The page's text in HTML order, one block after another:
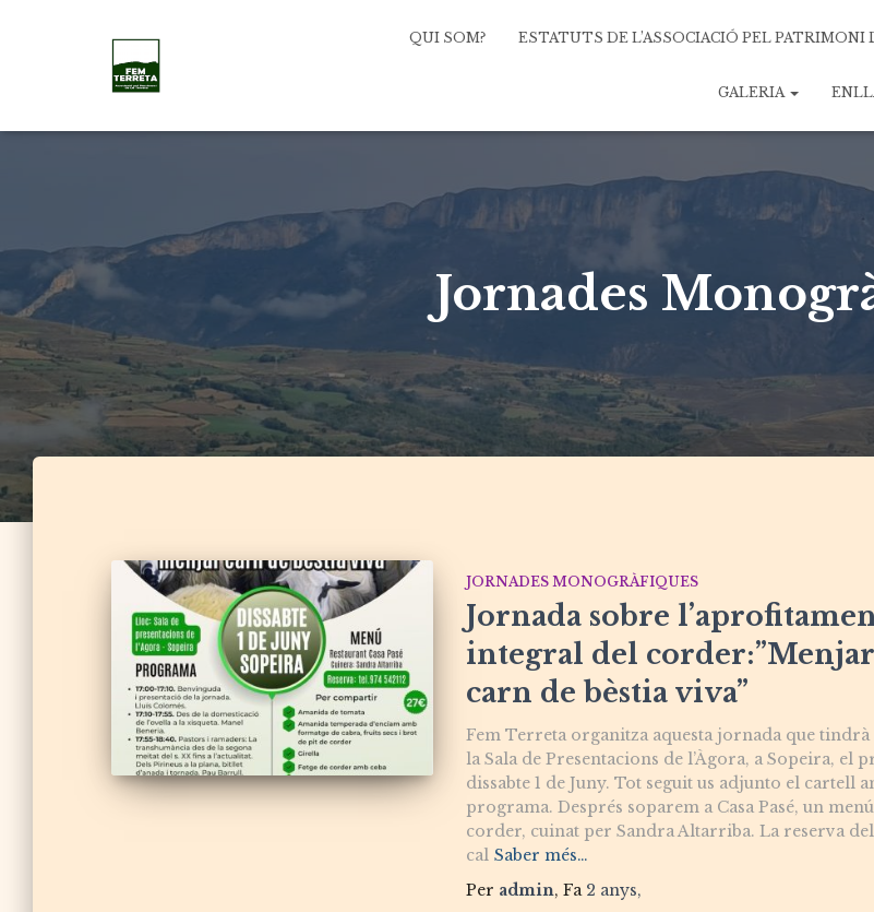
QUI SOM? ESTATUTS DE L’ASSOCIACIÓ PEL PATRIMONI
GALERIA
Jornades
JORNADES MONOGRÀFIQUES
Jornada sobre
integral del corder:”Menjar
carn de bèstia viva”
Fem Terreta organitza aquesta jornada que tindrà
la Sala de Presentacions de l’Àgora, a Sopeira, el
dissabte 1 de Juny. Tot seguit us adjunto el cartell
programa. Després soparem a Casa Pasé, un
corder, cuinat per Sandra Altarriba. La reserva
cal Saber més…
Per admin, Fa 2 anys,